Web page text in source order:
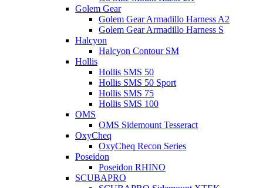
Golem Gear
Golem Gear Armadillo Harness A2
Golem Gear Armadillo Harness S
Halcyon
Halcyon Contour SM
Hollis
Hollis SMS 50
Hollis SMS 50 Sport
Hollis SMS 75
Hollis SMS 100
OMS
OMS Sidemount Tesseract
OxyCheq
OxyCheq Recon Series
Poseidon
Poseidon RHINO
SCUBAPRO